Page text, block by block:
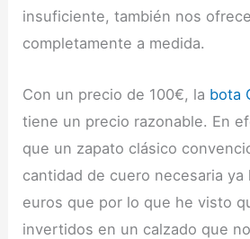
insuficiente, también nos
completamente a medida.
Con un precio de 100€, la bota
tiene un precio razonable. En
que un zapato clásico
cantidad de cuero necesaria
euros que por lo que he visto
invertidos en un calzado que